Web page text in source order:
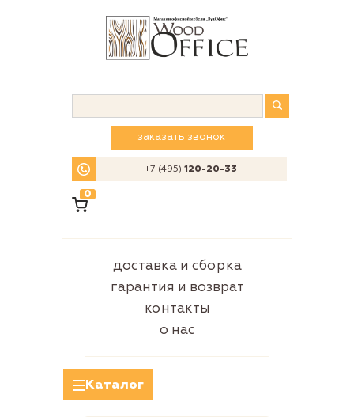
заказать звонок
+7 (495)120-20-33
0
доставка и сборка
гарантия и возврат
контакты
о нас
Каталог